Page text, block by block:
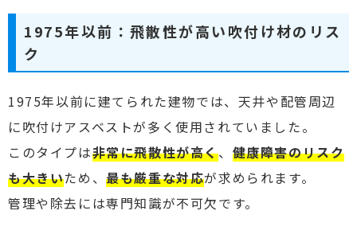
1975年以前：飛散性が高い吹付け材のリス
ク
1975年以前に建てられた建物では、天井や配管周辺
に吹付けアスベストが多く使用されていました。
このタイプは非常に飛散性が高く、 健康障害のリスク
も大きいため、最も厳重な対応が求められます。
管理や除去には専門知識が不可欠です。